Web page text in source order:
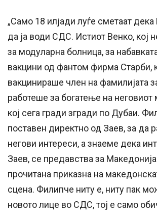
„Само 18 илјади луѓе сметаат
да ја води СДС. Истиот Венко, кој
за модуларна болница, за
вакцини од фантом фирма Старби,
вакцинираше член на фамилијата
работеше за богатење на неговиот
кој сега гради згради по Дубаи.
поставен директно од Заев, за да
негови интереси, а знаеме дека
Заев, се предавства за
прочитана приказна на
сцена. Филипче ниту е, ниту пак
новото лице во СДС, тој е само